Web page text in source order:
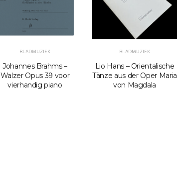
BLADMUZIEK
Johannes Brahms –
Walzer Opus 39 voor
vierhandig piano
BLADMUZIEK
Lio Hans – Orientalische
Tänze aus der Oper Maria
von Magdala